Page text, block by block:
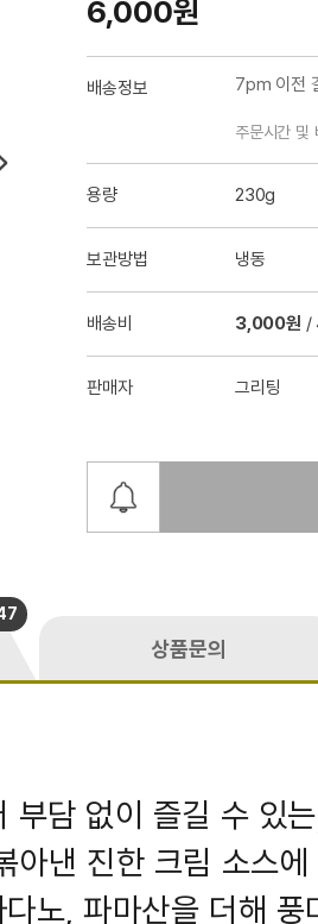
6,000원
배송정보 7pm 이전
주문시간 및
용량 230g
보관방법 냉동
배송비 3,000원 /
판매자 그리팅
상품문의
부담 없이 즐길 수 있
낸 진한 크림 소스에
노, 파마산을 더해 풍